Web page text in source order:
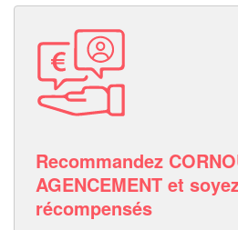
Recommandez
AGENCEMENT et
récompensés